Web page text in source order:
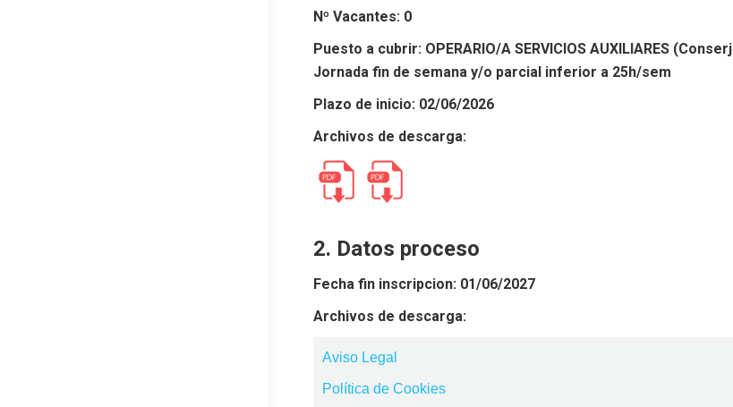
Nº Vacantes: 0
Puesto a cubrir: OPERARIO/A SERVICIOS AUXILIARES
Jornada fin de semana y/o parcial inferior a 25h/sem
Plazo de inicio: 02/06/2026
Archivos de descarga:
2. Datos proceso
Fecha fin inscripcion: 01/06/2027
Archivos de descarga:
Aviso Legal
Política de Cookies